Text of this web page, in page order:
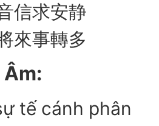
信求安静
來事轉多
Âm:
tế cánh phân